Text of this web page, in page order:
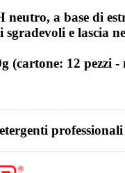
a base di
e lascia
(cartone: 12 pezzi